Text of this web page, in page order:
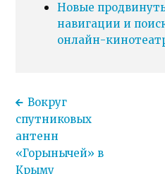
Новые
навигации и
онлайн-
Вокруг
спутниковых
антенн
«Горынычей» в
Крыму